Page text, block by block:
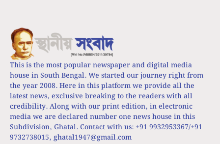
This is the most popular newspaper and digital media
house in South Bengal. We started our journey right from
the year 2008. Here in this platform we provide all the
latest news, exclusive breaking to the readers with all
credibility. Along with our print edition, in electronic
media we are declared number one news house in this
Subdivision, Ghatal. Contact with us: +91 9932953367/+91
9732738015, ghatal1947@gmail.com